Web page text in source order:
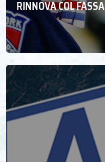
RINNOVA COL FASSA